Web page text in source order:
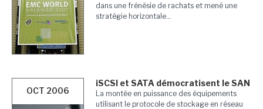
dans une frénésie de rachats et mené une
stratégie horizontale...
OCT 2006
iSCSI et SATA démocratisent le SAN
La montée en puissance des équipements
utilisant le protocole de stockage en réseau